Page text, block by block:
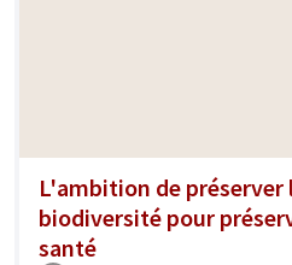
L'ambition de préserver
biodiversité pour
santé